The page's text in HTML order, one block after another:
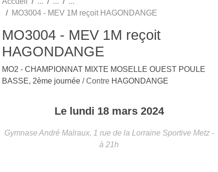
MO3004 - MEV 1M reçoit HAGONDANGE
MO3004 - MEV 1M reçoit
HAGONDANGE
MO2 - CHAMPIONNAT MIXTE MOSELLE OUEST POULE
BASSE, 2ème journée / Contre HAGONDANGE
Le lundi 18 mars 2024
Gymnase André Malraux, 1 rue de la Lorraine Sportive Metz -
à 21h